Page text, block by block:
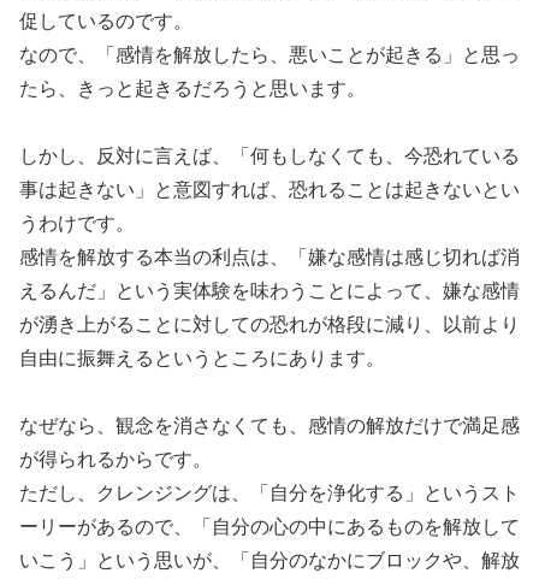
促しているのです。
なので、「感情を解放したら、悪いことが起きる」と思っ
たら、きっと起きるだろうと思います。
しかし、反対に言えば、「何もしなくても、今恐れている
事は起きない」と意図すれば、恐れることは起きないとい
うわけです。
感情を解放する本当の利点は、「嫌な感情は感じ切れば消
えるんだ」という実体験を味わうことによって、嫌な感情
が湧き上がることに対しての恐れが格段に減り、以前より
自由に振舞えるというところにあります。
なぜなら、観念を消さなくても、感情の解放だけで満足感
が得られるからです。
ただし、クレンジングは、「自分を浄化する」というスト
ーリーがあるので、「自分の心の中にあるものを解放して
いこう」という思いが、「自分のなかにブロックや、解放